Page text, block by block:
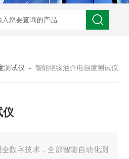
压兆欧表GM-5KV-20KV nl3203型
测试仪 - 智能绝缘油介电强度测试仪
仪
数字技术，全部智能自动化测